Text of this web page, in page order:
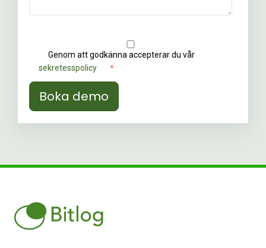
Genom att godkänna accepterar du vår
sekretesspolicy
*